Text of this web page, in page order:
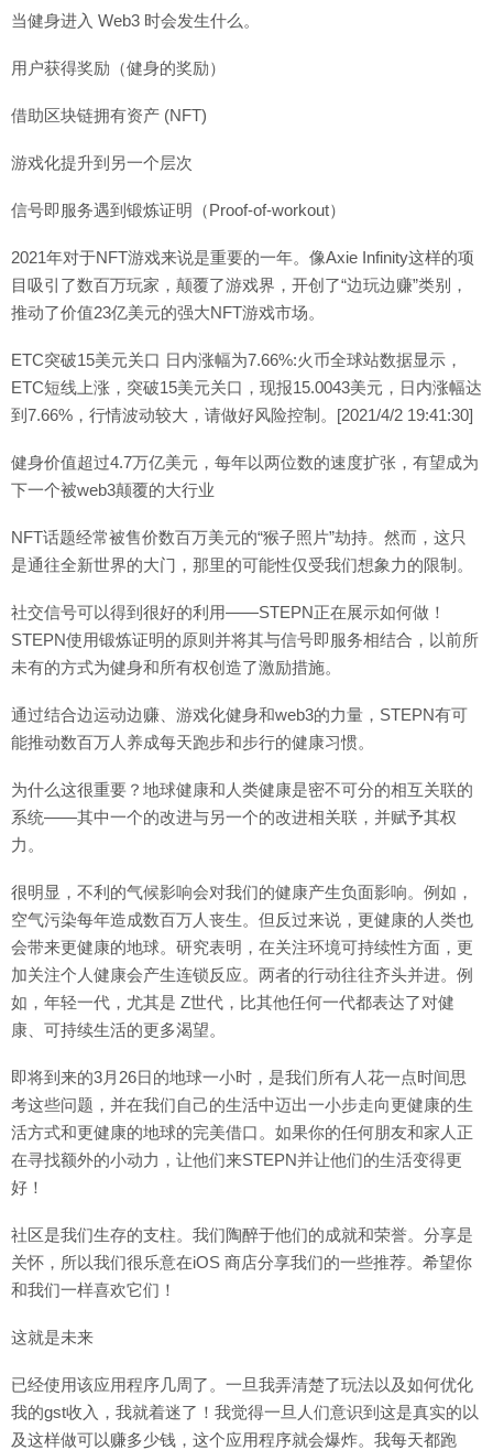
当健身进入 Web3 时会发生什么。
用户获得奖励（健身的奖励）
借助区块链拥有资产 (NFT)
游戏化提升到另一个层次
信号即服务遇到锻炼证明（Proof-of-workout）
2021年对于NFT游戏来说是重要的一年。像Axie Infinity这样的项
目吸引了数百万玩家，颠覆了游戏界，开创了“边玩边赚”类别，
推动了价值23亿美元的强大NFT游戏市场。
ETC突破15美元关口 日内涨幅为7.66%:火币全球站数据显示，
ETC短线上涨，突破15美元关口，现报15.0043美元，日内涨幅达
到7.66%，行情波动较大，请做好风险控制。[2021/4/2 19:41:30]
健身价值超过4.7万亿美元，每年以两位数的速度扩张，有望成为
下一个被web3颠覆的大行业
NFT话题经常被售价数百万美元的“猴子照片”劫持。然而，这只
是通往全新世界的大门，那里的可能性仅受我们想象力的限制。
社交信号可以得到很好的利用——STEPN正在展示如何做！
STEPN使用锻炼证明的原则并将其与信号即服务相结合，以前所
未有的方式为健身和所有权创造了激励措施。
通过结合边运动边赚、游戏化健身和web3的力量，STEPN有可
能推动数百万人养成每天跑步和步行的健康习惯。
为什么这很重要？地球健康和人类健康是密不可分的相互关联的
系统——其中一个的改进与另一个的改进相关联，并赋予其权
力。
很明显，不利的气候影响会对我们的健康产生负面影响。例如，
空气污染每年造成数百万人丧生。但反过来说，更健康的人类也
会带来更健康的地球。研究表明，在关注环境可持续性方面，更
加关注个人健康会产生连锁反应。两者的行动往往齐头并进。例
如，年轻一代，尤其是 Z世代，比其他任何一代都表达了对健
康、可持续生活的更多渴望。
即将到来的3月26日的地球一小时，是我们所有人花一点时间思
考这些问题，并在我们自己的生活中迈出一小步走向更健康的生
活方式和更健康的地球的完美借口。如果你的任何朋友和家人正
在寻找额外的小动力，让他们来STEPN并让他们的生活变得更
好！
社区是我们生存的支柱。我们陶醉于他们的成就和荣誉。分享是
关怀，所以我们很乐意在iOS 商店分享我们的一些推荐。希望你
和我们一样喜欢它们！
这就是未来
已经使用该应用程序几周了。一旦我弄清楚了玩法以及如何优化
我的gst收入，我就着迷了！我觉得一旦人们意识到这是真实的以
及这样做可以赚多少钱，这个应用程序就会爆炸。我每天都跑